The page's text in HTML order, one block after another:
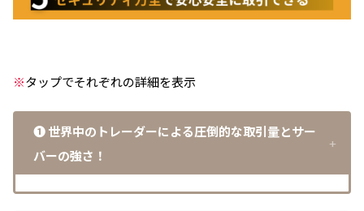
※タップでそれぞれの詳細を表示
❶世界中のトレーダーによる圧倒的な取引量とサー
バーの強さ！